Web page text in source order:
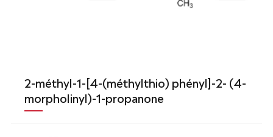
2-méthyl-1-[4-(méthylthio) phényl]-2- (4-
morpholinyl)-1-propanone